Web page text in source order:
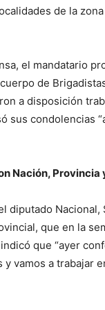
de la
el mandatario
de
a disposición
sus condolencias
Nación, Provincia
diputado
que en la
que “ayer
vamos a trabajar